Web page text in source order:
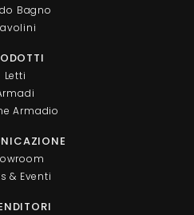
Bagno
Letti
Armadio
& Eventi